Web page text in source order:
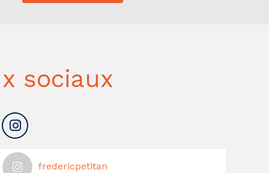
sociaux
fredericpetitan